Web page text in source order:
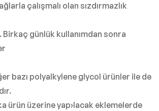
çalışmalı olan sızdırmazlık
günlük kullanımdan sonra
bazı polyalkylene glycol ürünler ile de
ürün üzerine yap›lacak eklemelerde